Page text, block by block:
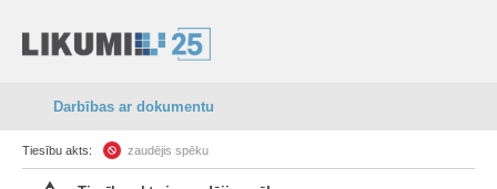
Darbības ar dokumentu
Tiesību akts: zaudējis spēku